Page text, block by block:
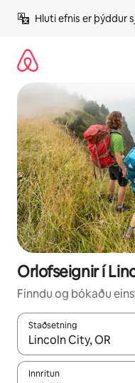
beint
Hluti efnis er þýddur
Orlofseignir í
Finndu og bókaðu
Staðsetning
Þegar niðurstöður
Innritun